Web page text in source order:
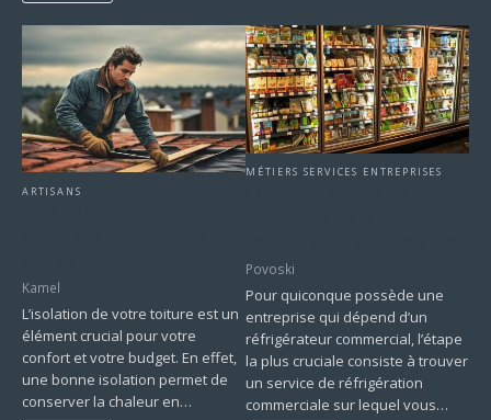
ARTISANS
Kamel
L’isolation de votre toiture est un
élément crucial pour votre
confort et votre budget. En effet,
une bonne isolation permet de
conserver la chaleur en…
MÉTIERS SERVICES ENTREPRISES
Povoski
Pour quiconque possède une
entreprise qui dépend d’un
réfrigérateur commercial, l’étape
la plus cruciale consiste à trouver
un service de réfrigération
commerciale sur lequel vous…